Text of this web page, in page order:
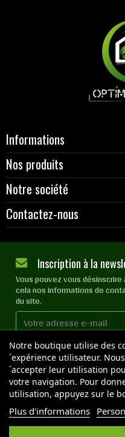
Informations
Nos produits
Notre société
Contactez-nous
Notre boutique utilise des
´expérience utilisateur.
´accepter leur utilisation
votre navigation. Pour
utilisation, appuyez sur le
Plus d'informations
Inscription à la
Vous pouvez vous
cela nos informations de
du site.
J'accepte lesconditions
confidentialité